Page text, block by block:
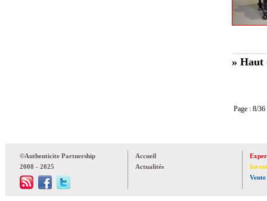
» Haut
Page : 8/
©Authenticite Partnership
2008 - 2025
Accueil
Actualités
Vente